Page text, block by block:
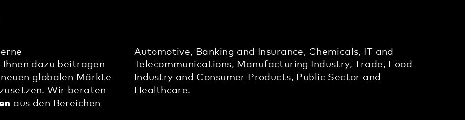
dazu beitragen
globalen Märkte
Wir beraten
aus den Bereichen
Automotive, Banking and Insurance, Chemicals, IT and
Telecommunications, Manufacturing Industry, Trade, Food
Industry and Consumer Products, Public Sector and
Healthcare.